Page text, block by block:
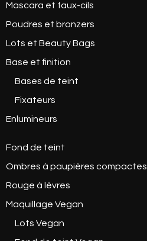
Mascara et faux-cils
Poudres et bronzers
Lots et Beauty Bags
Base et finition
Bases de teint
Fixateurs
Enlumineurs
Fond de teint
Ombres à paupières compactes
Rouge à lèvres
Maquillage Vegan
Lots Vegan